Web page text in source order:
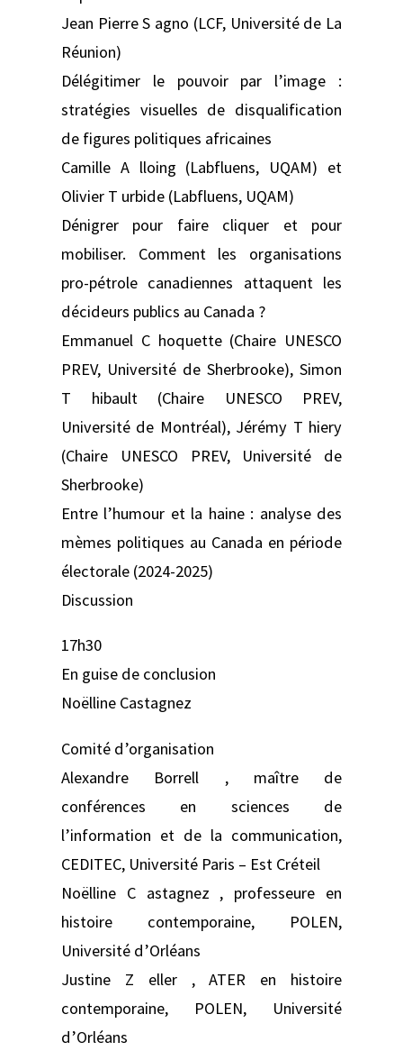
Jean Pierre S agno (LCF, Université de La
Réunion)
Délégitimer le pouvoir par l’image :
stratégies visuelles de disqualification
de figures politiques africaines
Camille A lloing (Labfluens, UQAM) et
Olivier T urbide (Labfluens, UQAM)
Dénigrer pour faire cliquer et pour
mobiliser. Comment les organisations
pro-pétrole canadiennes attaquent les
décideurs publics au Canada ?
Emmanuel C hoquette (Chaire UNESCO
PREV, Université de Sherbrooke), Simon
T hibault (Chaire UNESCO PREV,
Université de Montréal), Jérémy T hiery
(Chaire UNESCO PREV, Université de
Sherbrooke)
Entre l’humour et la haine : analyse des
mèmes politiques au Canada en période
électorale (2024-2025)
Discussion
17h30
En guise de conclusion
Noëlline Castagnez
Comité d’organisation
Alexandre Borrell , maître de
conférences en sciences de
l’information et de la communication,
CEDITEC, Université Paris – Est Créteil
Noëlline C astagnez , professeure en
histoire contemporaine, POLEN,
Université d’Orléans
Justine Z eller , ATER en histoire
contemporaine, POLEN, Université
d’Orléans